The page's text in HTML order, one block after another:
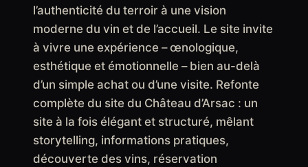
l’authenticité du terroir à une vision
moderne du vin et de l’accueil. Le site invite
à vivre une expérience – œnologique,
esthétique et émotionnelle – bien au-delà
d’un simple achat ou d’une visite. Refonte
complète du site du Château d’Arsac : un
site à la fois élégant et structuré, mêlant
storytelling, informations pratiques,
découverte des vins, réservation